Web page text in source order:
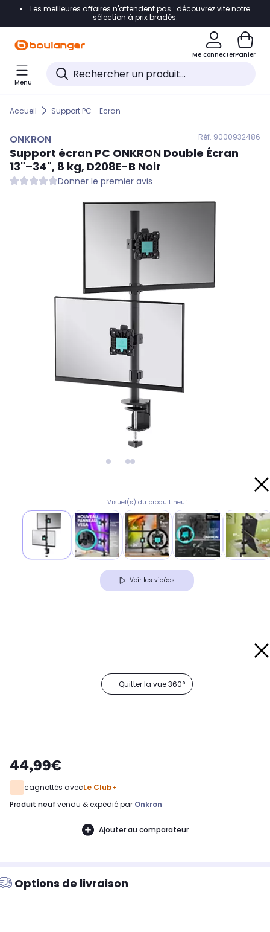
Accéder directement à la navigation
Accéder directement au pied de page
Accéder directement au chatbot
Les meilleures affaires n'attendent pas : découvrez vite notre
sélection à prix bradés.
Me connecterPanier
Menu
Accueil Support PC - Ecran
ONKRON Réf. 9000932486
Support écran PC ONKRON Double Écran
13"–34", 8 kg, D208E-B Noir
Donner le premier avis
Visuel(s) du produit neuf
Voir les vidéos
Quitter la vue 360°
44,99€
cagnottés avecLe Club+
produit neuf vendu & expédié par Onkron
Ajouter au comparateur
Options de livraison